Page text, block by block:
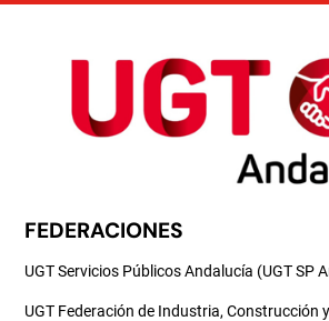
FEDERACIONES
UGT Servicios Públicos Andalucía (UGT SP
UGT Federación de Industria, Construcción